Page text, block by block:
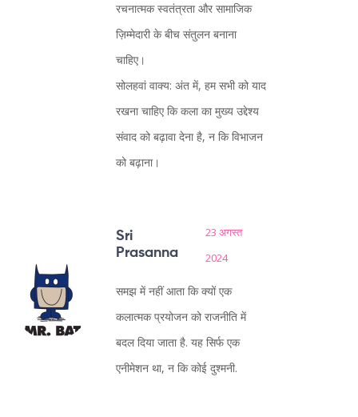
रचनात्मक स्वतंत्रता और सामाजिक
ज़िम्मेदारी के बीच संतुलन बनाना
चाहिए।
सोलहवां वाक्य: अंत में, हम सभी को याद
रखना चाहिए कि कला का मुख्य उद्देश्य
संवाद को बढ़ावा देना है, न कि विभाजन
को बढ़ाना।
Sri
Prasanna
23 अगस्त
2024
समझ में नहीं आता कि क्यों एक
कलात्मक प्रयोजन को राजनीति में
बदल दिया जाता है. यह सिर्फ एक
एनीमेशन था, न कि कोई दुश्मनी.